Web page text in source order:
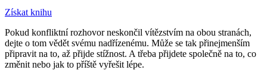
Získat knihu
Pokud konfliktní rozhovor neskončil vítězstvím na obou stranách,
dejte o tom vědět svému nadřízenému. Může se tak přinejmenším
připravit na to, až přijde stížnost. A třeba přijdete společně na to, co
změnit nebo jak to příště vyřešit lépe.